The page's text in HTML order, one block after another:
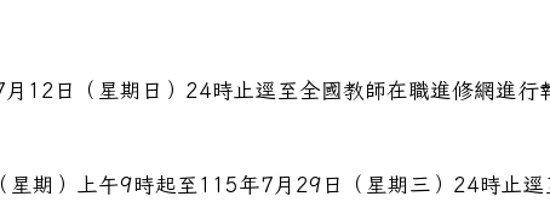
高一新生報到(含免試、體育班)相關事項，請錄取同學
12日（星期日）24時止逕至全國教師在職進修網進行
星期）上午9時起至115年7月29日（星期三）24時止逕